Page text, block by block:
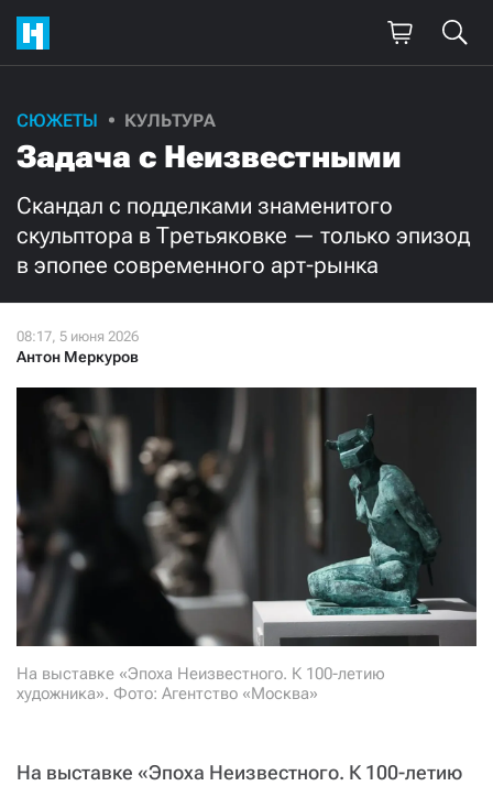
СЮЖЕТЫ КУЛЬТУРА
Задача с Неизвестными
Скандал с подделками знаменитого
скульптора в Третьяковке — только эпизод
в эпопее современного арт-рынка
Антон Меркуров
На выставке «Эпоха Неизвестного. К 100-летию
художника». Фото: Агентство «Москва»
На выставке «Эпоха Неизвестного. К 100-летию
Поддержите
нашу работу!
Ежемесячно Разово
3000 1000
Нажимая кнопку «Стать соучастником»,
я принимаю
условия и подтверждаю свое гражданство РФ
СТАТЬ СОУЧАСТНИКОМ
ПОДЕЛИТЬСЯ С ДРУЗЬЯМИ
Если у вас есть вопросы, пишите donate@novayagazeta.ruили
звоните:
+7 (929) 612-03-68